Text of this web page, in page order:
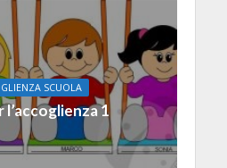
SCUOLA
l’accoglienza 1